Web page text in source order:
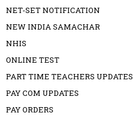
NET-SET NOTIFICATION
NEW INDIA SAMACHAR
NHIS
ONLINE TEST
PART TIME TEACHERS UPDATES
PAY COM UPDATES
PAY ORDERS